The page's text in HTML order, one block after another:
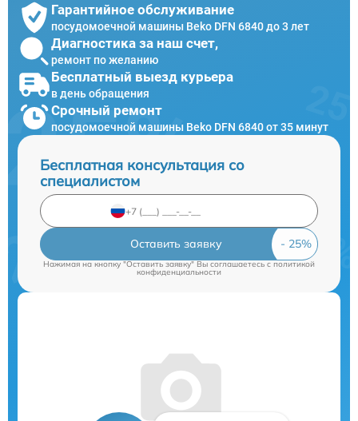
Гарантийное обслуживание
посудомоечной машины Beko DFN 6840 до 3 лет
Диагностика за наш счет,
ремонт по желанию
Бесплатный выезд курьера
в день обращения
Срочный ремонт
посудомоечной машины Beko DFN 6840 от 35 минут
Бесплатная консультация со
специалистом
Оставить заявку
Нажимая на кнопку "Оставить заявку" Вы соглашаетесь c политикой
конфиденциальности